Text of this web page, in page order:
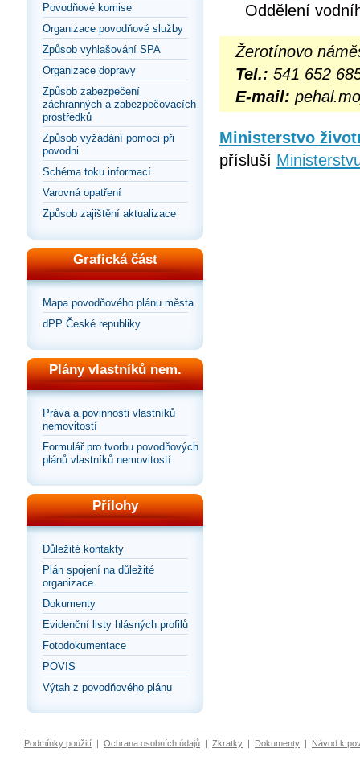
Povodňové komise
Organizace povodňové služby
Způsob vyhlašování SPA
Organizace dopravy
Způsob zabezpečení
záchranných a zabezpečovacích
prostředků
Způsob vyžádání pomoci při
povodni
Schéma toku informací
Varovná opatření
Způsob zajištění aktualizace
Grafická část
Mapa povodňového plánu města
dPP České republiky
Plány vlastníků nem.
Práva a povinnosti vlastníků
nemovitostí
Formulář pro tvorbu povodňových
plánů vlastníků nemovitostí
Přílohy
Důležité kontakty
Plán spojení na důležité
organizace
Dokumenty
Evidenční listy hlásných profilů
Fotodokumentace
POVIS
Výtah z povodňového plánu
Oddělení
Žerotínovo
Tel.: 541 652
E-mail:
Ministerstvo
přísluší
Podmínky použití | Ochrana osobních údajů | Zkratky | Dokumenty | Návod k